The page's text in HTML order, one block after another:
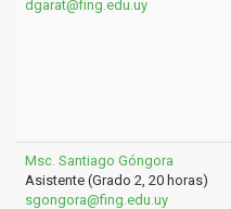
dgarat@fing.edu.uy
Msc. Santiago Góngora
Asistente (Grado 2, 20 horas)
sgongora@fing.edu.uy